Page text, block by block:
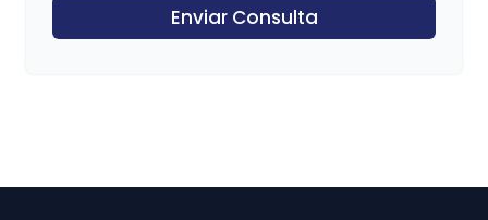
Enviar Consulta